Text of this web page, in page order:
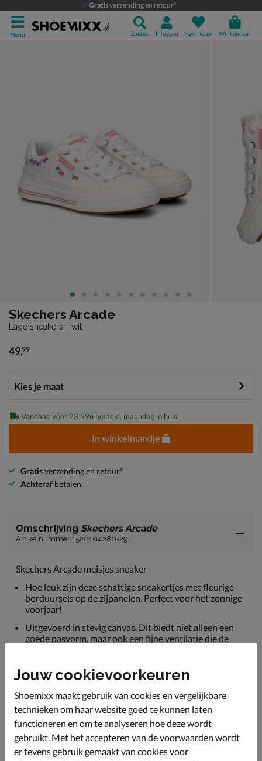
Gratisverzending en retour*
Menu Zoeken Inloggen Favorieten Winkelmand
Skechers Arcade
Lage sneakers
Skechers Arcade
Lage sneakers - wit
€ 49,99
49,99
Vandaag vóór 23.59u besteld, maandag in huis
In winkelmandje
Gratisverzending en retour*
Achteraf betalen
Omschrijving Skechers Arcade
Artikelnummer 1520104280-29
Skechers Arcade meisjes sneaker
Hoe leuk zijn deze schattige sneakertjes met fleurige
borduursels op de zijpanelen. Perfect voor het zonnige
voorjaar!
Uitgevoerd in stevig canvas. Dit biedt niet alleen een
goede pasvorm, maar ook een fijne ventilatie die de
Dankzij de textiele voering heeft de sneaker een zacht
draaggevoel, ideaal voor de gevoeligere kindervoetjes.
Ook zorgt de gewatteerde hielkap voor minder
wrijving.
Het Air-Cooled Memoryfoam voetbed biedt
uitstekende demping en een snelle vocht- en warmte
afvoer wat de voeten op aangename temperatuur
houdt.
Jouw cookievoorkeuren
Shoemixx maakt gebruik van cookies en vergelijkbare
technieken om haar website goed te kunnen laten
functioneren en om te analyseren hoe deze wordt
gebruikt. Met het accepteren van de voorwaarden wordt
er tevens gebruik gemaakt van cookies voor